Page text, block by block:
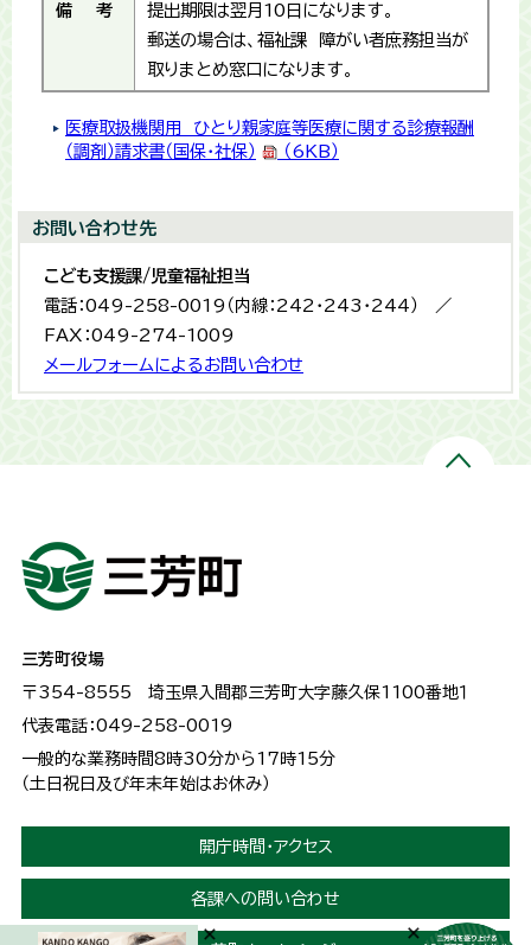
備 考
提出期限は翌月10日になります。
郵送の場合は、福祉課 障がい者庶務担当が
取りまとめ窓口になります。
医療取扱機関用 ひとり親家庭等医療に関する診療報酬
（調剤）請求書（国保・社保）
（6KB）
お問い合わせ先
こども支援課/児童福祉担当
電話：049-258-0019（内線：242・243・244） ／
FAX：049-274-1009
メールフォームによるお問い合わせ
三芳町役場
〒354-8555 埼玉県入間郡三芳町大字藤久保1100番地１
代表電話：049-258-0019
一般的な業務時間8時30分から17時15分
（土日祝日及び年末年始はお休み）
開庁時間・アクセス
各課への問い合わせ